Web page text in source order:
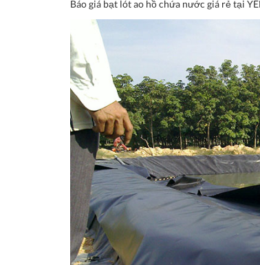
Báo giá bạt lót ao hồ chứa nước giá rẻ tại